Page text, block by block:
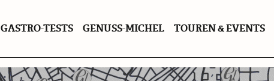
GASTRO-TESTS GENUSS-MICHEL TOUREN & EVENTS